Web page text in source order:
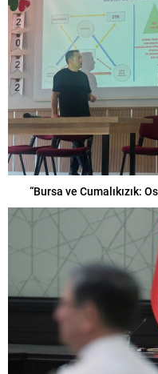
“Bursa ve Cumalıkızık: